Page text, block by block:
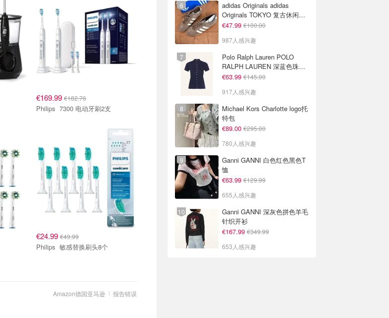
€169.99 €182.76
Philips 7300 电动牙刷2支
€24.99 €49.99
Philips 敏感替换刷头8个
报告错误
Amazon德国亚马逊
adidas Originals adidas
Originals TOKYO 复古休闲鞋
深棕色
€47.99 €100.00
987人感兴趣
Polo Ralph Lauren POLO
RALPH LAUREN 深蓝色珠地
布 Polo衫
€63.99 €145.00
917人感兴趣
Michael Kors Charlotte logo托
特包
€89.00 €295.00
780人感兴趣
Ganni GANNI 白色红色黑色T
恤
€63.99 €129.99
655人感兴趣
Ganni GANNI 深灰色拼色羊毛
针织开衫
€167.99 €349.99
653人感兴趣